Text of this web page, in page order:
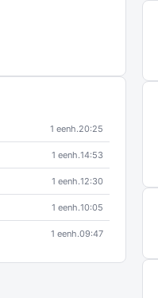
1 eenh.20:25
1 eenh.14:53
1 eenh.12:30
1 eenh.10:05
1 eenh.09:47